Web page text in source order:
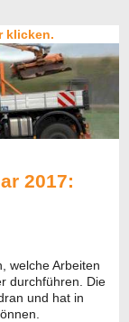
klicken.
2017:
welche Arbeiten
durchführen. Die
und hat in